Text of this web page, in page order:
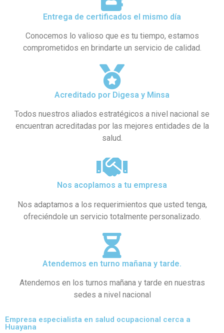
Entrega de certificados el mismo día
Conocemos lo valioso que es tu tiempo, estamos
comprometidos en brindarte un servicio de calidad.
Acreditado por Digesa y Minsa​
Todos nuestros aliados estratégicos a nivel nacional se
encuentran acreditadas por las mejores entidades de la
salud.
Nos acoplamos a tu empresa
Nos adaptamos a los requerimientos que usted tenga,
ofreciéndole un servicio totalmente personalizado.
Atendemos en turno mañana y tarde.
Atendemos en los turnos mañana y tarde en nuestras
sedes a nivel nacional
Empresa especialista en salud ocupacional cerca a
Huayana